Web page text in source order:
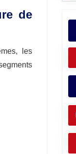
de
les